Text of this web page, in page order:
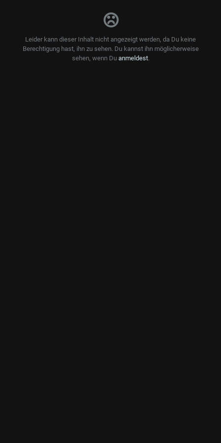
Leider kann dieser Inhalt nicht angezeigt werden, da Du keine
Berechtigung hast, ihn zu sehen. Du kannst ihn möglicherweise
sehen, wenn Du anmeldest.